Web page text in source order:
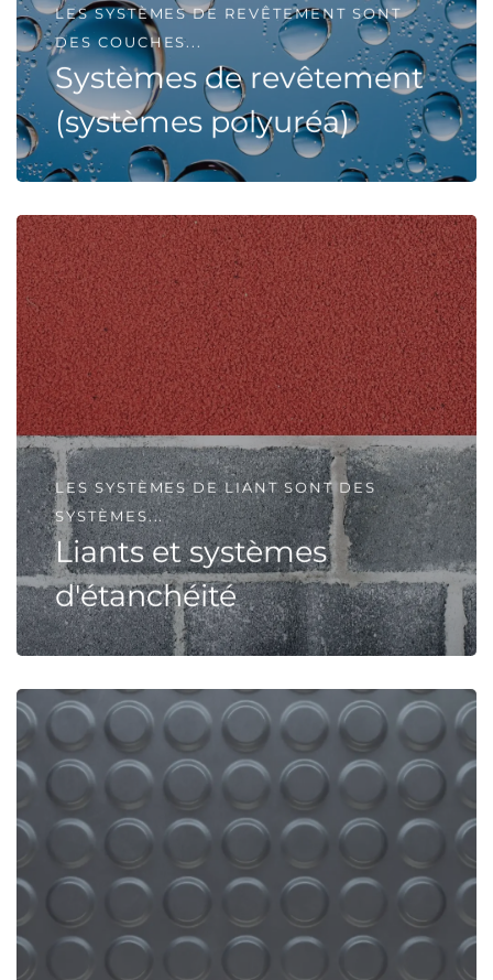
LES SYSTÈMES DE REVÊTEMENT SONT
DES COUCHES...
Systèmes de revêtement
(systèmes polyuréa)
LES SYSTÈMES DE LIANT SONT DES
SYSTÈMES...
Liants et systèmes
d'étanchéité